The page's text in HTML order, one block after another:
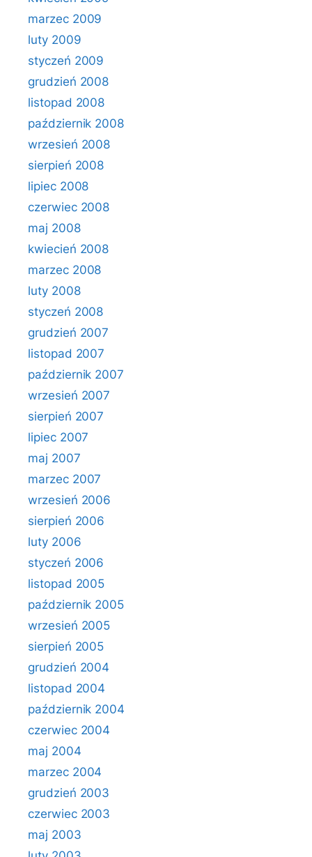
marzec 2009
luty 2009
styczeń 2009
grudzień 2008
listopad 2008
październik 2008
wrzesień 2008
sierpień 2008
lipiec 2008
czerwiec 2008
maj 2008
kwiecień 2008
marzec 2008
luty 2008
styczeń 2008
grudzień 2007
listopad 2007
październik 2007
wrzesień 2007
sierpień 2007
lipiec 2007
maj 2007
marzec 2007
wrzesień 2006
sierpień 2006
luty 2006
styczeń 2006
listopad 2005
październik 2005
wrzesień 2005
sierpień 2005
grudzień 2004
listopad 2004
październik 2004
czerwiec 2004
maj 2004
marzec 2004
grudzień 2003
czerwiec 2003
maj 2003